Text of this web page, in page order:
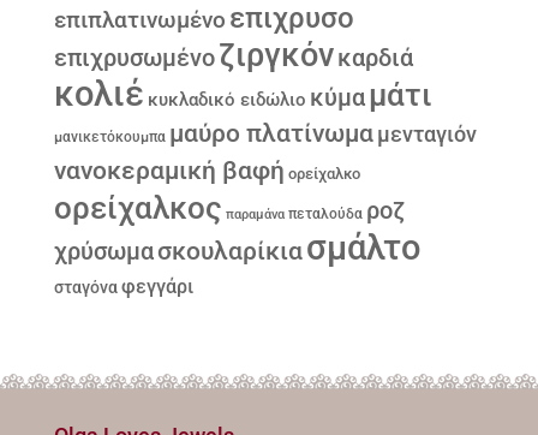
επιπλατινωμένο επιχρυσο
επιχρυσωμένοζιργκόνκαρδιά
κολιέ κυκλαδικό ειδώλιο κύμα μάτι
μανικετόκουμπα μαύρο πλατίνωμα μενταγιόν
νανοκεραμική βαφή ορείχαλκο
ορείχαλκος παραμάνα πεταλούδα ροζ
χρύσωμασκουλαρίκιασμάλτο
σταγόνα φεγγάρι